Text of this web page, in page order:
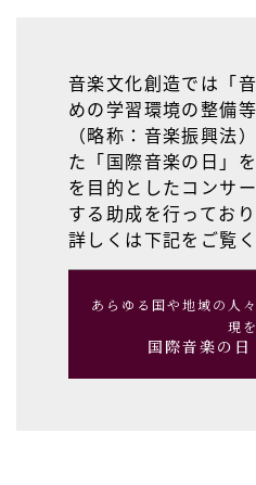
音楽文化創造では「
めの学習環境の整備
（略称：音楽振興法
た「国際音楽の日」
を目的としたコンサ
する助成を行っており
詳しくは下記をご覧く
あらゆる国や地域の人
現を
国際音楽の